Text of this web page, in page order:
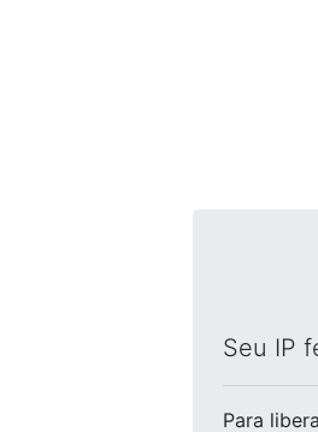
Seu IP
Para